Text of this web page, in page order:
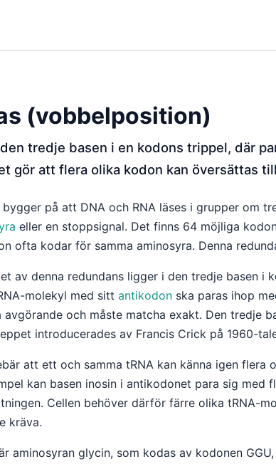
(vobbelposition)
tredje basen i en kodons trippel, där
gör att flera olika kodon kan översättas
på att DNA och RNA läses i grupper om
eller en stoppsignal. Det finns 64 möjliga
ofta kodar för samma aminosyra. Denna
av denna redundans ligger i den tredje basen i
molekyl med sitt antikodon ska paras ihop
och måste matcha exakt. Den tredje
introducerades av Francis Crick på 1960-
att ett och samma tRNA kan känna igen flera
kan basen inosin i antikodonet para sig med
Cellen behöver därför färre olika tRNA-
kräva.
aminosyran glycin, som kodas av kodonen